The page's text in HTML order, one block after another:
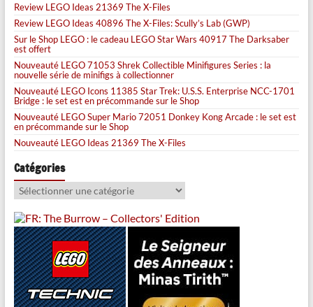
Review LEGO Ideas 21369 The X-Files
Review LEGO Ideas 40896 The X-Files: Scully’s Lab (GWP)
Sur le Shop LEGO : le cadeau LEGO Star Wars 40917 The Darksaber
est offert
Nouveauté LEGO 71053 Shrek Collectible Minifigures Series : la
nouvelle série de minifigs à collectionner
Nouveauté LEGO Icons 11385 Star Trek: U.S.S. Enterprise NCC-1701
Bridge : le set est en précommande sur le Shop
Nouveauté LEGO Super Mario 72051 Donkey Kong Arcade : le set est
en précommande sur le Shop
Nouveauté LEGO Ideas 21369 The X-Files
Catégories
Catégories